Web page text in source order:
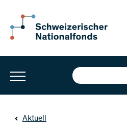
Aktuell